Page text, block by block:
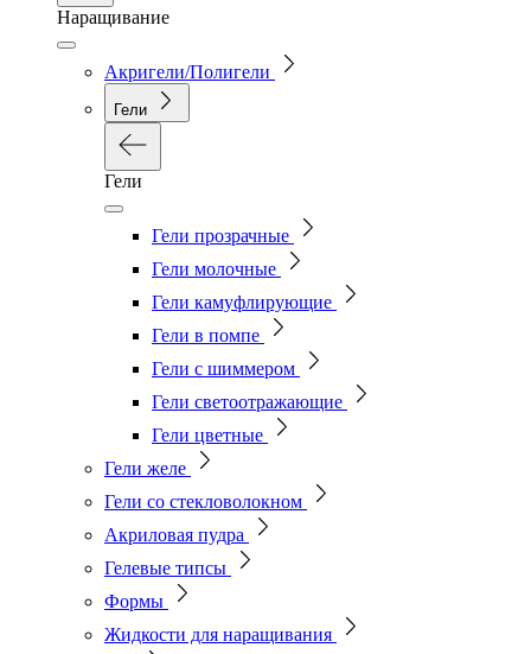
Наращивание
Акригели/Полигели
Гели
Гели
Гели прозрачные
Гели молочные
Гели камуфлирующие
Гели в помпе
Гели с шиммером
Гели светоотражающие
Гели цветные
Гели желе
Гели со стекловолокном
Акриловая пудра
Гелевые типсы
Формы
Жидкости для наращивания